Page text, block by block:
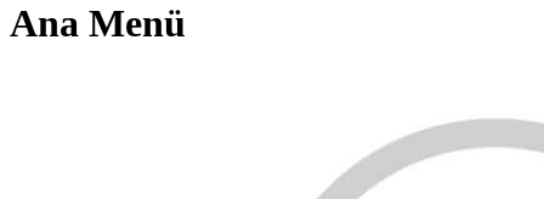
Ana Menü